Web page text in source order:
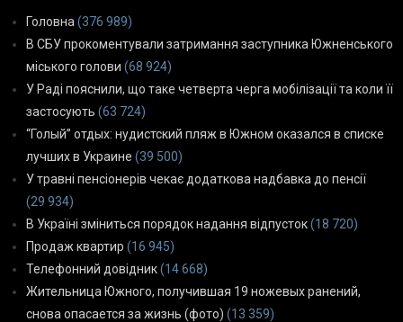
Головна (376 989)
В СБУ прокоментували затримання заступника Южненського
міського голови (68 924)
У Раді пояснили, що таке четверта черга мобілізації та коли її
застосують (63 724)
“Голый” отдых: нудистский пляж в Южном оказался в списке
лучших в Украине (39 500)
У травні пенсіонерів чекає додаткова надбавка до пенсії
(29 934)
В Україні зміниться порядок надання відпусток(18 720)
Продаж квартир (16 945)
Телефонний довідник(14 668)
Жительница Южного, получившая 19 ножевых ранений,
снова опасается за жизнь (фото) (13 359)